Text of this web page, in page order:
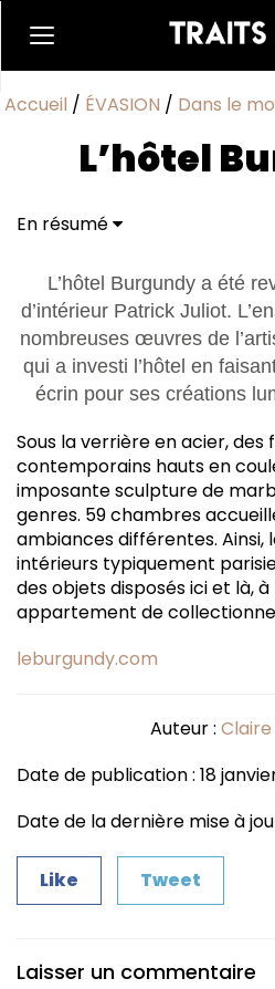
Accueil / ÉVASION / Dans le
L’hôtel
En résumé
L’hôtel Burgundy a été
d’intérieur Patrick Juliot.
nombreuses œuvres de
qui a investi l’hôtel en
écrin pour ses créations
Sous la verrière en acier, des
contemporains hauts en
imposante sculpture de
genres. 59 chambres
ambiances différentes. Ainsi,
intérieurs typiquement
des objets disposés ici et là, à
appartement de
leburgundy.com
Auteur : Claire
Date de publication : 18
Date de la dernière mise à
Like Tweet
Laisser un commentaire